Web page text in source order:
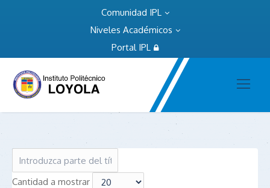
Comunidad IPL
Niveles Académicos
Portal IPL
Cantidad a mostrar